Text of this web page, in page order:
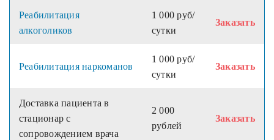
Реабилитация
алкоголиков
1 000 руб/
сутки
Заказать
Реабилитация наркоманов
1 000 руб/
сутки
Заказать
Доставка пациента в
стационар с
сопровождением врача
2 000
рублей
Заказать